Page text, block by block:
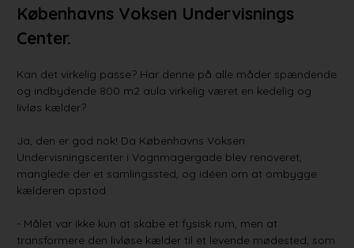
Københavns Voksen Undervisnings
Center.
Kan det virkelig passe? Har denne på alle måder spændende
og indbydende 800 m2 aula virkelig været en kedelig og
livløs kælder?
Ja, den er god nok! Da Københavns Voksen
Undervisningscenter i Vognmagergade blev renoveret,
manglede der et samlingssted, og idéen om at ombygge
kælderen opstod.
- Målet var ikke kun at skabe et fysisk rum, men at
transformere den livløse kælder til et levende mødested, som